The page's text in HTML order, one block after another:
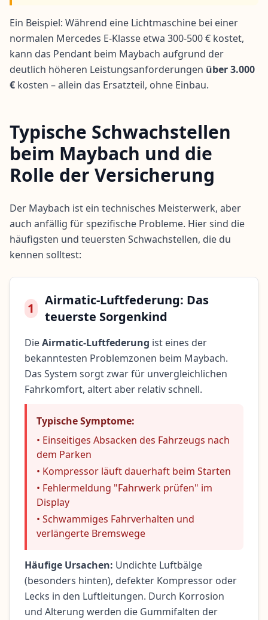
Ein Beispiel: Während eine Lichtmaschine bei einer
normalen Mercedes E-Klasse etwa 300-500 € kostet,
kann das Pendant beim Maybach aufgrund der
deutlich höheren Leistungsanforderungen über 3.000
€ kosten – allein das Ersatzteil, ohne Einbau.
Typische Schwachstellen
beim Maybach und die
Rolle der Versicherung
Der Maybach ist ein technisches Meisterwerk, aber
auch anfällig für spezifische Probleme. Hier sind die
häufigsten und teuersten Schwachstellen, die du
kennen solltest:
1
Airmatic-Luftfederung: Das
teuerste Sorgenkind
DieAirmatic-Luftfederung ist eines der
bekanntesten Problemzonen beim Maybach.
Das System sorgt zwar für unvergleichlichen
Fahrkomfort, altert aber relativ schnell.
Typische Symptome:
• Einseitiges Absacken des Fahrzeugs nach
dem Parken
• Kompressor läuft dauerhaft beim Starten
• Fehlermeldung "Fahrwerk prüfen" im
Display
• Schwammiges Fahrverhalten und
verlängerte Bremswege
Häufige Ursachen: Undichte Luftbälge
(besonders hinten), defekter Kompressor oder
Lecks in den Luftleitungen. Durch Korrosion
und Alterung werden die Gummifalten der